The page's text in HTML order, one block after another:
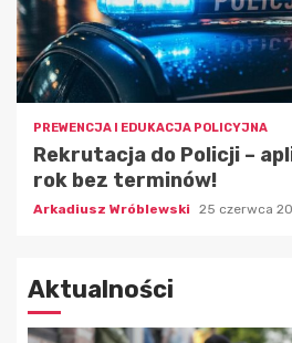
PREWENCJA I EDUKACJA POLICYJNA
Rekrutacja do Policji –
rok bez terminów!
Arkadiusz Wróblewski 25 czerwca
Aktualności